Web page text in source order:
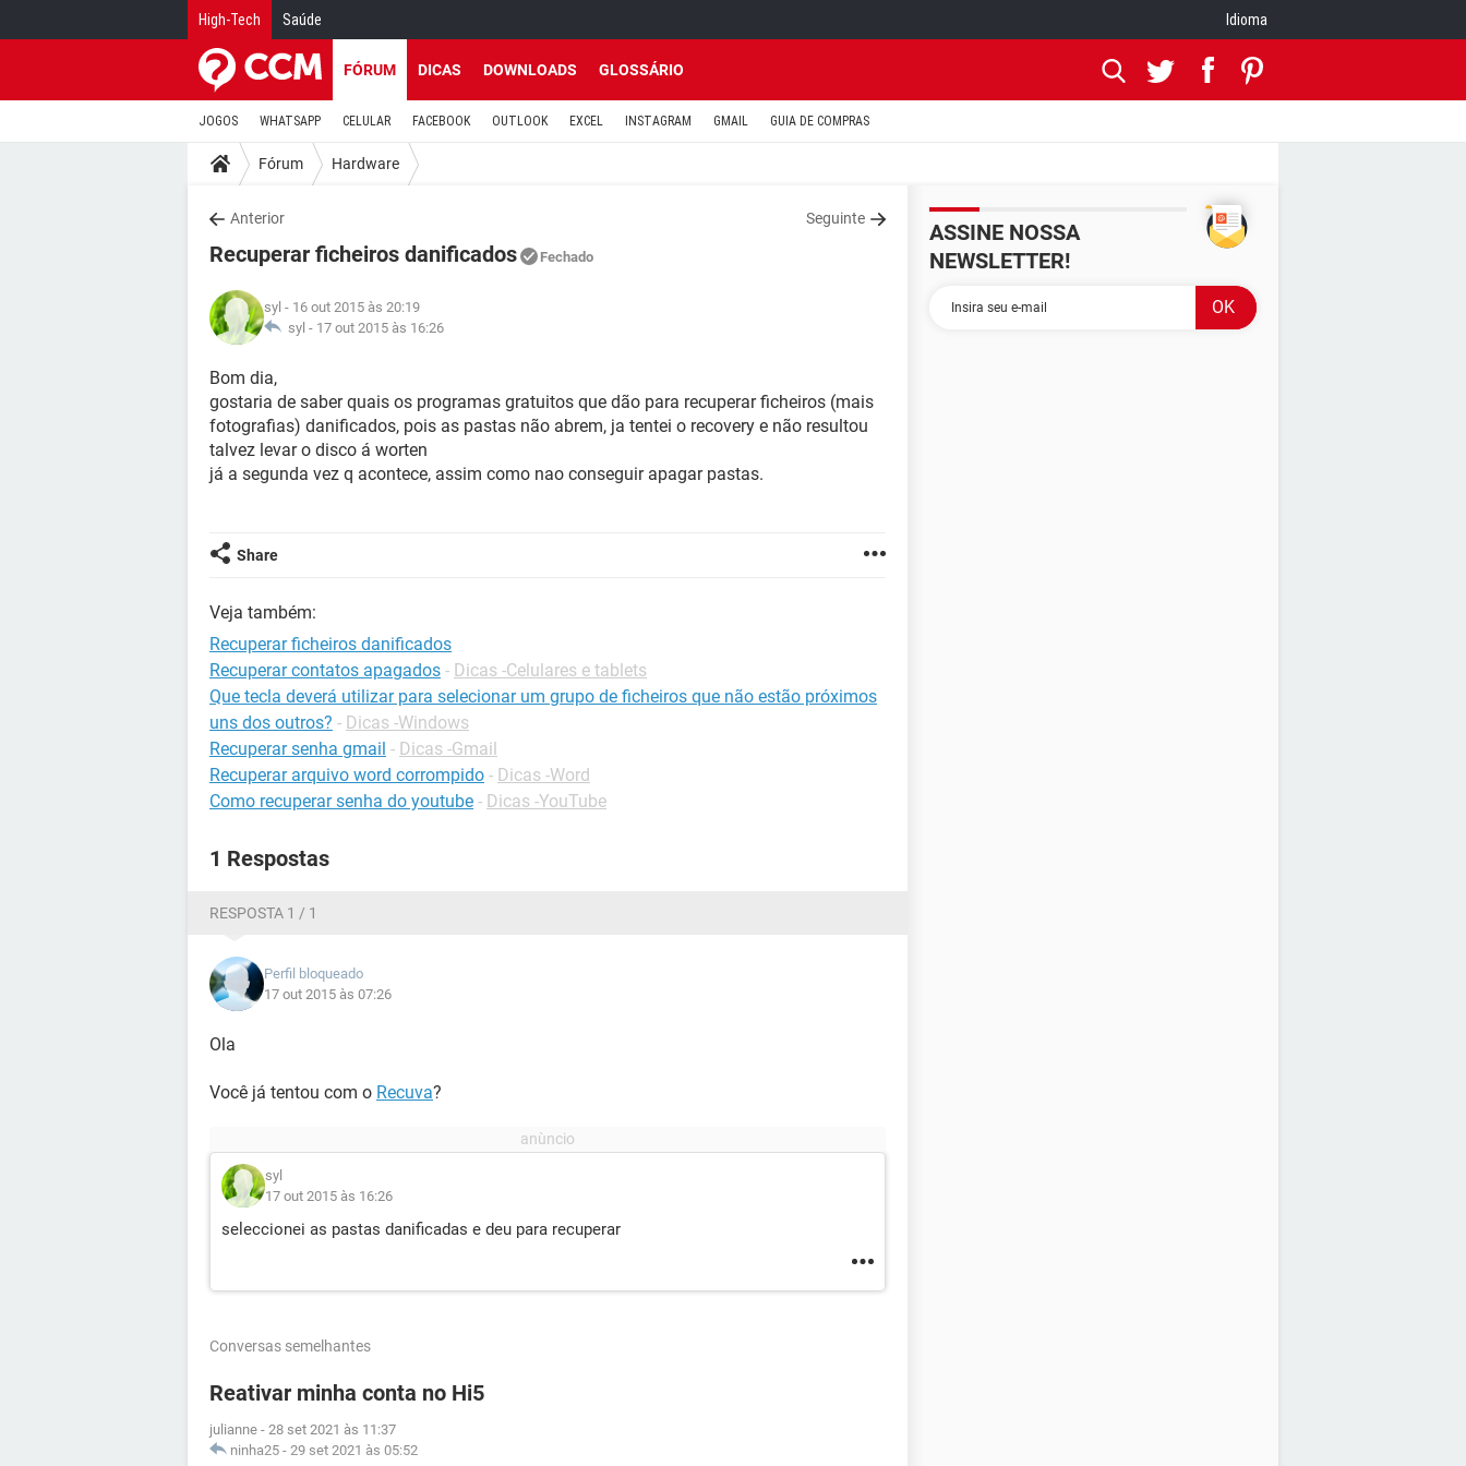
High-Tech Saúde Idioma
FÓRUM DICAS DOWNLOADS GLOSSÁRIO
JOGOS WHATSAPP CELULAR FACEBOOK OUTLOOK EXCEL INSTAGRAM GMAIL GUIA DE COMPRAS
Fórum Hardware
Anterior Seguinte
Recuperar ficheiros danificados Fechado
syl - 16 out 2015 às 20:19
syl - 17 out 2015 às 16:26
Bom dia,
gostaria de saber quais os programas gratuitos que dão para recuperar ficheiros (mais
fotografias) danificados, pois as pastas não abrem, ja tentei o recovery e não resultou
talvez levar o disco á worten
já a segunda vez q acontece, assim como nao conseguir apagar pastas.
Share
Veja também:
Recuperar ficheiros danificados
Recuperar contatos apagados - Dicas -Celulares e tablets
Que tecla deverá utilizar para selecionar um grupo de ficheiros que não estão próximos
uns dos outros? - Dicas -Windows
Recuperar senha gmail - Dicas -Gmail
Recuperar arquivo word corrompido - Dicas -Word
Como recuperar senha do youtube - Dicas -YouTube
1 Respostas
RESPOSTA 1 / 1
Perfil bloqueado
17 out 2015 às 07:26
Ola
Você já tentou com o Recuva?
syl
17 out 2015 às 16:26
seleccionei as pastas danificadas e deu para recuperar
Conversas semelhantes
Reativar minha conta no Hi5
julianne - 28 set 2021 às 11:37
ninha25 - 29 set 2021 às 05:52
ASSINE NOSSA
NEWSLETTER!